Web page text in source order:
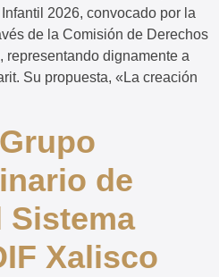
2026, convocado por la
de la Comisión de Derechos
dignamente a
Su propuesta, «La creación
de
Sistema
Xalisco